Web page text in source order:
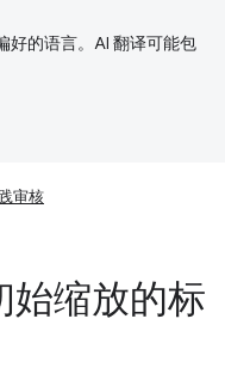
好的语言。AI 翻译可能包
审核
始缩放的标